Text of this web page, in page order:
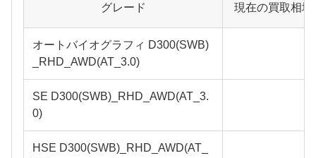
グレード 現在の買取相
オートバイオグラフィ D300(SWB)
_RHD_AWD(AT_3.0)
SE D300(SWB)_RHD_AWD(AT_3.
0)
HSE D300(SWB)_RHD_AWD(AT_